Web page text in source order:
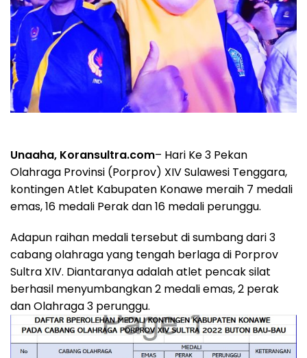
Unaaha, Koransultra.com– Hari Ke 3 Pekan
Olahraga Provinsi (Porprov) XIV Sulawesi Tenggara,
kontingen Atlet Kabupaten Konawe meraih 7 medali
emas, 16 medali Perak dan 16 medali perunggu.
Adapun raihan medali tersebut di sumbang dari 3
cabang olahraga yang tengah berlaga di Porprov
Sultra XIV. Diantaranya adalah atlet pencak silat
berhasil menyumbangkan 2 medali emas, 2 perak
dan Olahraga 3 perunggu.